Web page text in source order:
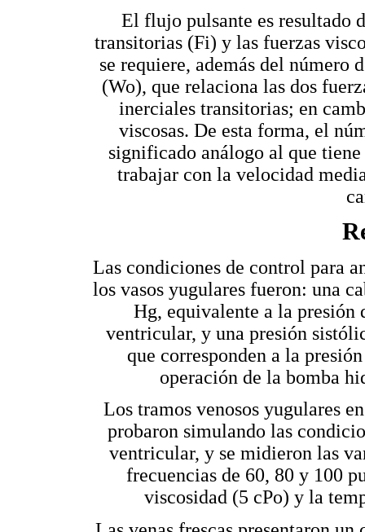
El flujo pulsante es resultado
transitorias (Fi) y las fuerzas
se requiere, además del número
(Wo), que relaciona las dos
inerciales transitorias; en
viscosas. De esta forma, el
significado análogo al que
trabajar con la velocidad
Las condiciones de control para
los vasos yugulares fueron: una
Hg, equivalente a la presión
ventricular, y una presión
que corresponden a la
operación de la bomba
Los tramos venosos yugulares
probaron simulando las
ventricular, y se midieron las
frecuencias de 60, 80 y 100
viscosidad (5 cPo) y la